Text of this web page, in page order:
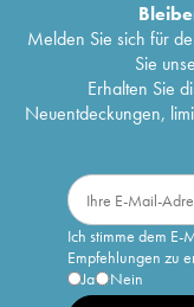
Melden Sie sich für
Sie
Erhalten Sie
Neuentdeckungen,
Ich stimme dem E-
Empfehlungen zu
Ja
Nein